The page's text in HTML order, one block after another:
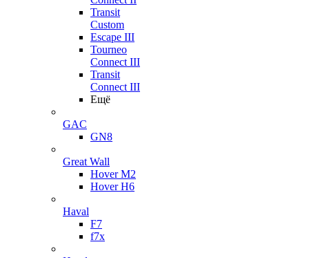
Transit
Custom
Escape III
Tourneo
Connect III
Transit
Connect III
Ещё
GAC
GN8
Great Wall
Hover M2
Hover H6
Haval
F7
f7x